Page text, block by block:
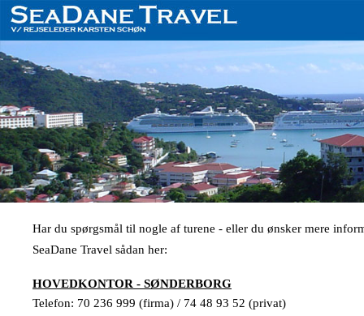
Har du spørgsmål til nogle af turene - eller du ønsker mere
SeaDane Travel sådan her:
HOVEDKONTOR - SØNDERBORG
Telefon: 70 236 999 (firma) / 74 48 93 52 (privat)